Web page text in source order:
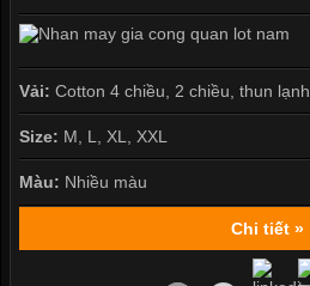
Vải: Cotton 4 chiều, 2 chiều, thun lạnh
Size: M, L, XL, XXL
Màu: Nhiều màu
Chi tiết »